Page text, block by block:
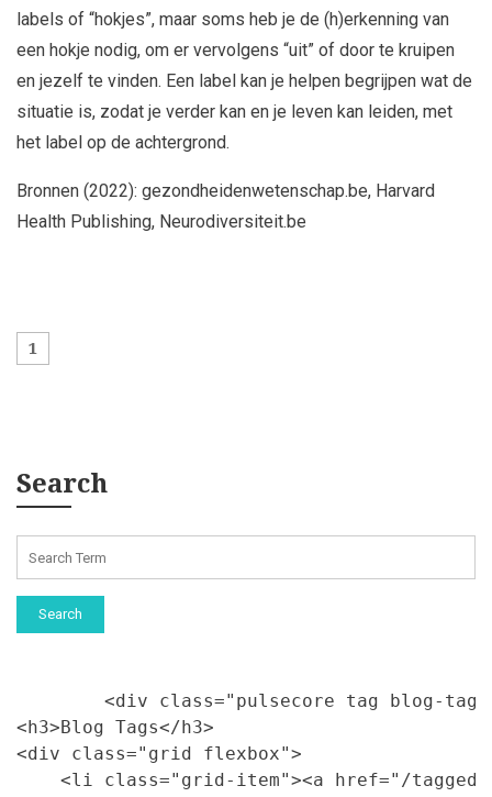
labels of “hokjes”, maar soms heb je de (h)erkenning van
een hokje nodig, om er vervolgens “uit” of door te kruipen
en jezelf te vinden. Een label kan je helpen begrijpen wat de
situatie is, zodat je verder kan en je leven kan leiden, met
het label op de achtergrond.
Bronnen (2022): gezondheidenwetenschap.be, Harvard
Health Publishing, Neurodiversiteit.be
1
Search
Search
<div class="pulsecore tag blog-
<h3>Blog Tags</h3>
<div class="grid flexbox">
<li class="grid-item"><a href="/